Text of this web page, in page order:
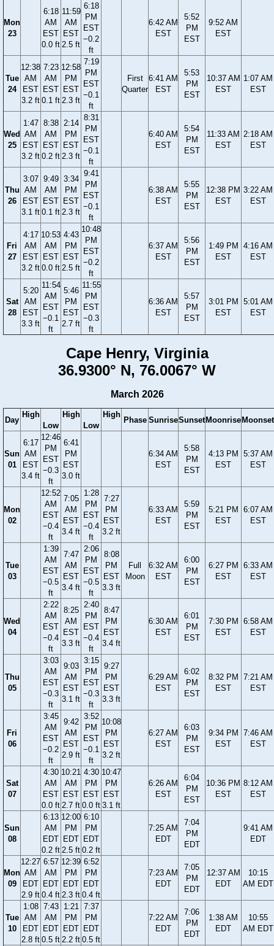
Mon
23
6:18
AM
EST
0.0 ft
11:59
AM
EST
2.5 ft
6:18
PM
EST
−0.2
ft
6:42 AM
EST
5:52
PM
EST
9:52 AM
EST
Tue
24
12:38
AM
EST
3.2 ft
7:23
AM
EST
0.1 ft
12:58
PM
EST
2.3 ft
7:19
PM
EST
−0.1
ft
First
Quarter
6:41 AM
EST
5:53
PM
EST
10:37 AM
EST
1:07 AM
EST
Wed
25
1:47
AM
EST
3.2 ft
8:38
AM
EST
0.2 ft
2:14
PM
EST
2.3 ft
8:31
PM
EST
−0.1
ft
6:40 AM
EST
5:54
PM
EST
11:33 AM
EST
2:18 AM
EST
Thu
26
3:07
AM
EST
3.1 ft
9:49
AM
EST
0.1 ft
3:34
PM
EST
2.3 ft
9:41
PM
EST
−0.1
ft
6:38 AM
EST
5:55
PM
EST
12:38 PM
EST
3:22 AM
EST
Fri
27
4:17
AM
EST
3.2 ft
10:53
AM
EST
0.0 ft
4:43
PM
EST
2.5 ft
10:48
PM
EST
−0.2
ft
6:37 AM
EST
5:56
PM
EST
1:49 PM
EST
4:16 AM
EST
Sat
28
5:20
AM
EST
3.3 ft
11:54
AM
EST
−0.1
ft
5:46
PM
EST
2.7 ft
11:55
PM
EST
−0.3
ft
6:36 AM
EST
5:57
PM
EST
3:01 PM
EST
5:01 AM
EST
Cape Henry, Virginia
36.9300° N, 76.0067° W
March 2026
Day
High
Low
High
Low
High
Phase SunriseSunset Moonrise Moonset
Sun
01
6:17
AM
EST
3.4 ft
12:46
PM
EST
−0.3
ft
6:41
PM
EST
3.0 ft
6:34 AM
EST
5:58
PM
EST
4:13 PM
EST
5:37 AM
EST
Mon
02
12:52
AM
EST
−0.4
ft
7:05
AM
EST
3.4 ft
1:28
PM
EST
−0.4
ft
7:27
PM
EST
3.2 ft
6:33 AM
EST
5:59
PM
EST
5:21 PM
EST
6:07 AM
EST
Tue
03
1:39
AM
EST
−0.5
ft
7:47
AM
EST
3.4 ft
2:06
PM
EST
−0.5
ft
8:08
PM
EST
3.3 ft
Full
Moon
6:32 AM
EST
6:00
PM
EST
6:27 PM
EST
6:33 AM
EST
Wed
04
2:22
AM
EST
−0.4
ft
8:25
AM
EST
3.3 ft
2:40
PM
EST
−0.4
ft
8:47
PM
EST
3.4 ft
6:30 AM
EST
6:01
PM
EST
7:30 PM
EST
6:58 AM
EST
Thu
05
3:03
AM
EST
−0.3
ft
9:03
AM
EST
3.1 ft
3:15
PM
EST
−0.3
ft
9:27
PM
EST
3.3 ft
6:29 AM
EST
6:02
PM
EST
8:32 PM
EST
7:21 AM
EST
Fri
06
3:45
AM
EST
−0.2
ft
9:42
AM
EST
2.9 ft
3:52
PM
EST
−0.1
ft
10:08
PM
EST
3.2 ft
6:27 AM
EST
6:03
PM
EST
9:34 PM
EST
7:46 AM
EST
Sat
07
4:30
AM
EST
0.0 ft
10:21
AM
EST
2.7 ft
4:30
PM
EST
0.0 ft
10:47
PM
EST
3.1 ft
6:26 AM
EST
6:04
PM
EST
10:36 PM
EST
8:12 AM
EST
Sun
08
6:13
AM
EDT
0.2 ft
12:00
PM
EDT
2.5 ft
6:10
PM
EDT
0.2 ft
7:25 AM
EDT
7:04
PM
EDT
9:41 AM
EDT
Mon
09
12:27
AM
EDT
2.9 ft
6:57
AM
EDT
0.4 ft
12:39
PM
EDT
2.3 ft
6:52
PM
EDT
0.4 ft
7:23 AM
EDT
7:05
PM
EDT
12:37 AM
EDT
10:15
AM EDT
Tue
10
1:08
AM
EDT
2.8 ft
7:43
AM
EDT
0.5 ft
1:21
PM
EDT
2.2 ft
7:37
PM
EDT
0.5 ft
7:22 AM
EDT
7:06
PM
EDT
1:38 AM
EDT
10:55
AM EDT